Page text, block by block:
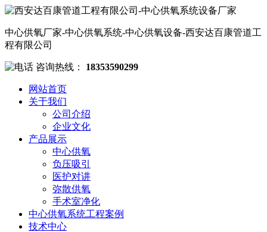
中心供氧厂家-中心供氧系统-中心供氧设备-西安达百康管道工
程有限公司
咨询热线： 18353590299
网站首页
关于我们
公司介绍
企业文化
产品展示
中心供氧
负压吸引
医护对讲
弥散供氧
手术室净化
中心供氧系统工程案例
技术中心